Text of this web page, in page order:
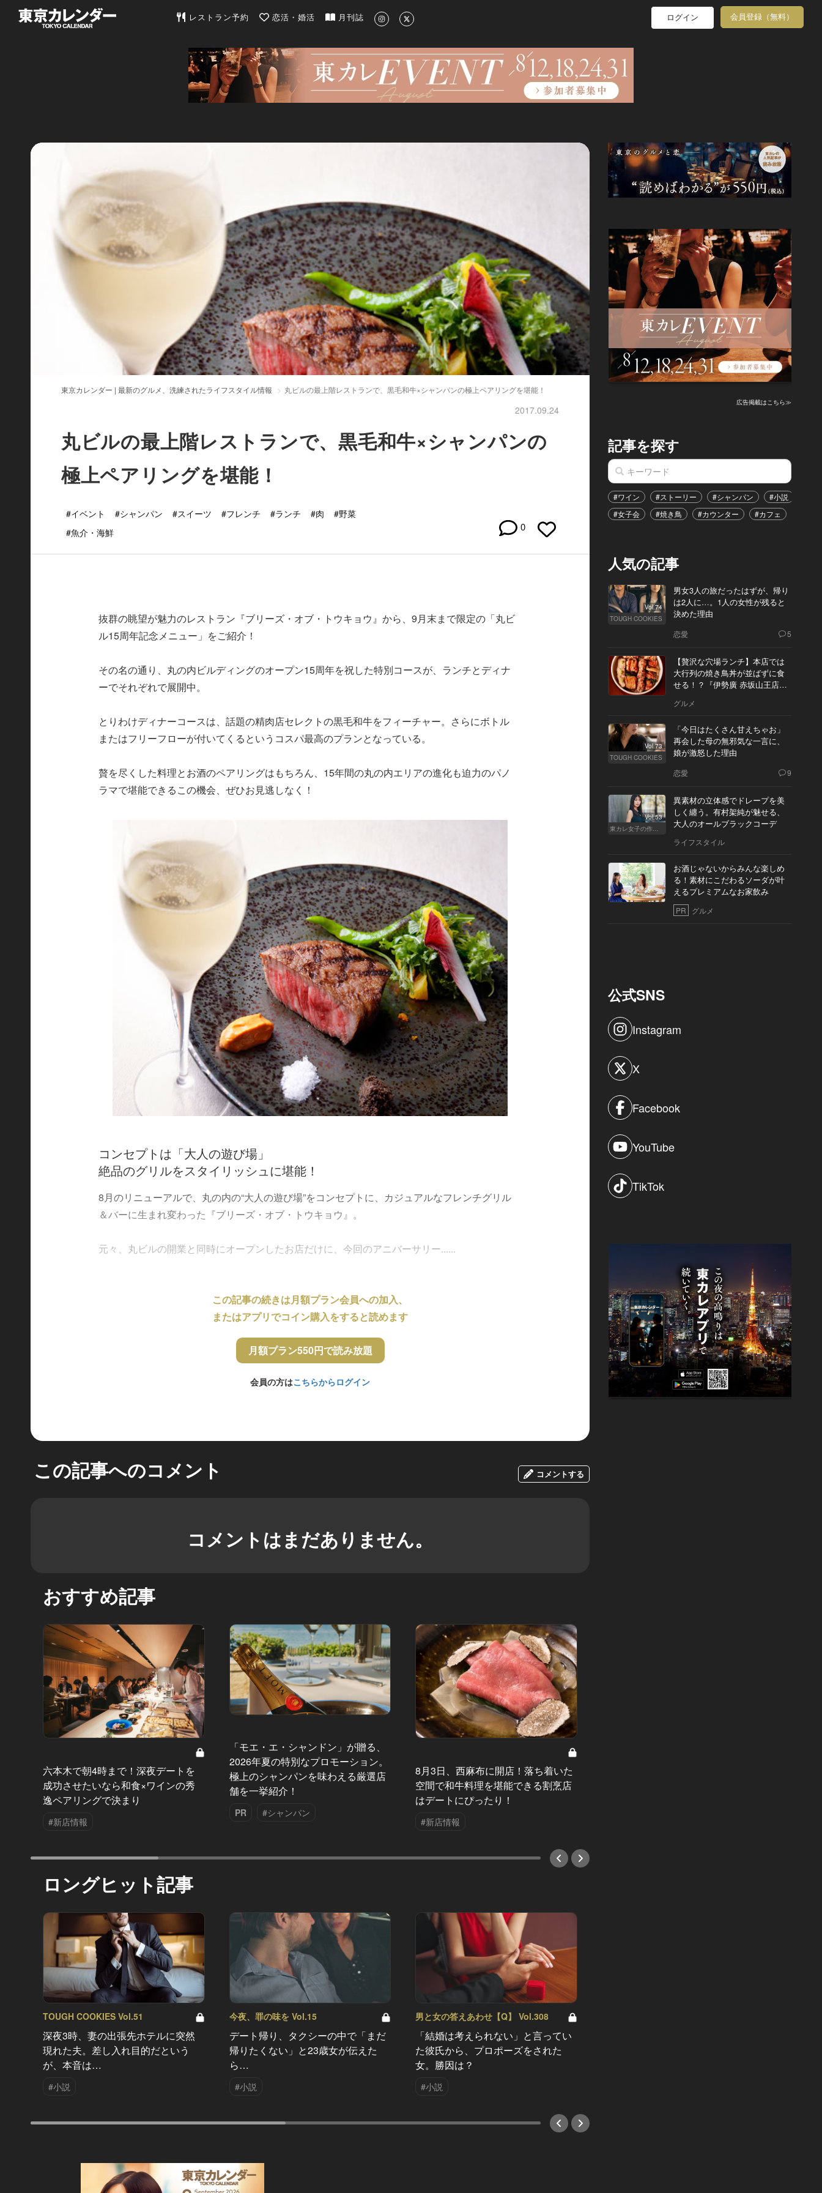
東京カレンダー | 最新のグルメ、洗練されたライフスタイル情報
レストラン予約 恋活・婚活 月刊誌 ログイン 会員登録（無料）
東京カレンダー | 最新のグルメ、洗練されたライフスタイル情報 丸ビルの最上階レストランで、黒毛和牛×シャンパンの極上ペアリングを堪能！
2017.09.24
丸ビルの最上階レストランで、黒毛和牛×シャンパンの
極上ペアリングを堪能！
#イベント #シャンパン #スイーツ #フレンチ #ランチ #肉
#野菜
#魚介・海鮮
0
抜群の眺望が魅力のレストラン『ブリーズ・オブ・トウキョウ』から、9月末まで限定の「丸ビ
ル15周年記念メニュー」をご紹介！
その名の通り、丸の内ビルディングのオープン15周年を祝した特別コースが、ランチとディナ
ーでそれぞれで展開中。
とりわけディナーコースは、話題の精肉店セレクトの黒毛和牛をフィーチャー。さらにボトル
またはフリーフローが付いてくるというコスパ最高のプランとなっている。
贅を尽くした料理とお酒のペアリングはもちろん、15年間の丸の内エリアの進化も迫力のパノ
ラマで堪能できるこの機会、ぜひお見逃しなく！
コンセプトは「大人の遊び場」
絶品のグリルをスタイリッシュに堪能！
8月のリニューアルで、丸の内の“大人の遊び場”をコンセプトに、カジュアルなフレンチグリル
＆バーに生まれ変わった『ブリーズ・オブ・トウキョウ』。
元々、丸ビルの開業と同時にオープンしたお店だけに、今回のアニバーサリー......
この記事の続きは月額プラン会員への加入、
またはアプリでコイン購入をすると読めます
月額プラン550円で読み放題
会員の方はこちらからログイン
この記事へのコメント コメントする
コメントはまだありません。
おすすめ記事
六本木で朝4時まで！深夜デートを
成功させたいなら和食×ワインの秀
逸ペアリングで決まり
#新店情報
「モエ・エ・シャンドン」が贈る、
2026年夏の特別なプロモーション。
極上のシャンパンを味わえる厳選店
舗を一挙紹介！
PR #シャンパン
8月3日、西麻布に開店！落ち着いた
空間で和牛料理を堪能できる割烹店
はデートにぴったり！
#新店情報
ロングヒット記事
TOUGH COOKIES Vol.51
深夜3時、妻の出張先ホテルに突然
現れた夫。差し入れ目的だという
が、本音は…
#小説
今夜、罪の味を Vol.15
デート帰り、タクシーの中で「まだ
帰りたくない」と23歳女が伝えた
ら…
#小説
男と女の答えあわせ【Q】 Vol.308
「結婚は考えられない」と言ってい
た彼氏から、プロポーズをされた
女。勝因は？
#小説
広告掲載はこちら≫
記事を探す
#ワイン #ストーリー #シャンパン #小説
#女子会
#焼き鳥 #カウンター #カフェ
人気の記事
Vol.74
TOUGH COOKIES
男女3人の旅だったはずが、帰り
は2人に…。1人の女性が残ると
決めた理由
恋愛 5
【贅沢な穴場ランチ】本店では
大行列の焼き鳥丼が並ばずに食
せる！？『伊勢廣 赤坂山王店』
グルメ
Vol.73
TOUGH COOKIES
「今日はたくさん甘えちゃお」
再会した母の無邪気な一言に、
娘が激怒した理由
恋愛 9
Vol.53
東カレ女子の作り方
異素材の立体感でドレープを美
しく纏う。有村架純が魅せる、
大人のオールブラックコーデ
ライフスタイル
お酒じゃないからみんな楽しめ
る！素材にこだわるソーダが叶
えるプレミアムなお家飲み
PR グルメ
公式SNS
Instagram
X
Facebook
YouTube
TikTok